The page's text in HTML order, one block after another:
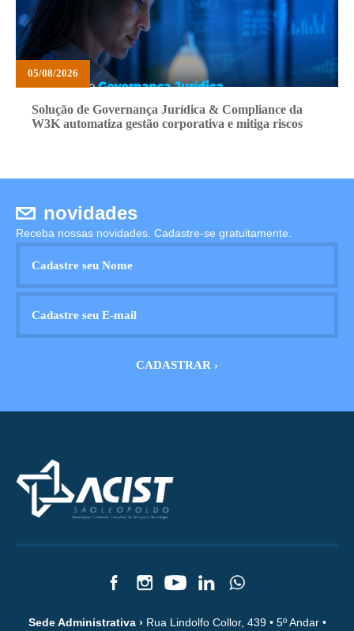
05/08/2026
Solução de Governança Jurídica & Compliance da
W3K automatiza gestão corporativa e mitiga riscos
novidades
Receba nossas novidades. Cadastre-se gratuitamente.
Sede Administrativa › Rua Lindolfo Collor, 439 • 5º Andar •